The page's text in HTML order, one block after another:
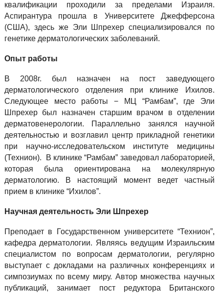
квалификации проходили за пределами Израиля.
Аспирантура прошла в Университете Джефферсона
(США), здесь же Эли Шпрехер специализировался по
генетике дерматологических заболеваний.
Опыт работы
В 2008г. был назначен на пост заведующего
дерматологического отделения при клинике Ихилов.
Следующее место работы − МЦ “Рамбам”, где Эли
Шпрехер был назначен старшим врачом в отделении
дерматовенерологии. Параллельно занялся научной
деятельностью и возглавил центр прикладной генетики
при научно-исследовательском институте медицины
(Технион). В клинике “Рамбам” заведовал лабораторией,
которая была ориентирована на молекулярную
дерматологию. В настоящий момент ведет частный
прием в клинике “Ихилов”.
Научная деятельность Эли Шпрехер
Преподает в Государственном университете “Технион”,
кафедра дерматологии. Являясь ведущим Израильским
специалистом по вопросам дерматологии, регулярно
выступает с докладами на различных конференциях и
симпозиумах по всему миру. Автор множества научных
публикаций, занимает пост редуктора Британского